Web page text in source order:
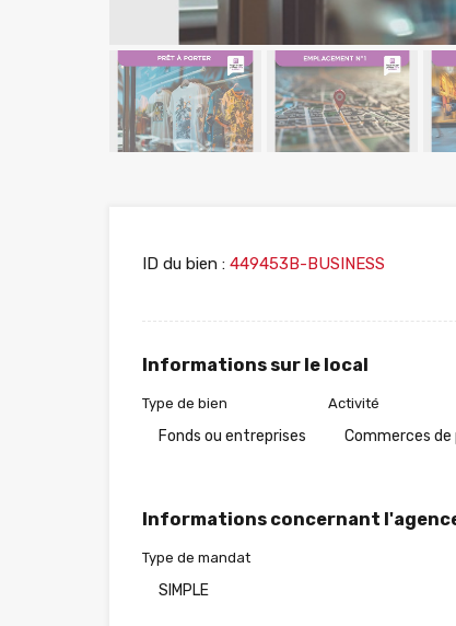
ID du bien : 449453B-BUSINESS
Informations sur le local
Type de bien
Fonds ou entreprises
Activité
Commerces
Informations concernant
Type de mandat
SIMPLE